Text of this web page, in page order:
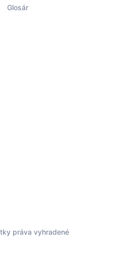
Glosár
práva vyhradené